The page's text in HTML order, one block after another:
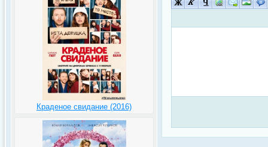
Краденое свидание (2016)